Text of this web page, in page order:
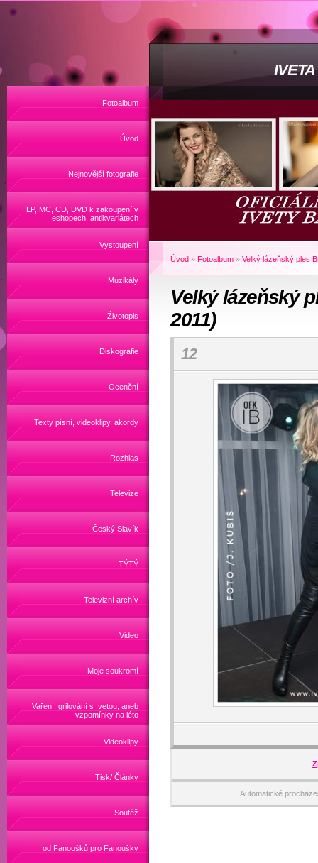
Fotoalbum
Úvod
Nejnovější fotografie
LP, MC, CD, DVD k zakoupení v
eshopech, antikvariátech
Vystoupení
Muzikály
Životopis
Diskografie
Ocenění
Texty písní, videoklipy, akordy
Rozhlas
Televize
Český Slavík
TÝTÝ
Televizní archív
Video
Moje soukromí
Vaření, grilování s Ivetou, aneb
vzpomínky na léto
Videoklipy
Tisk/ Články
Soutěž
od Fanoušků pro Fanoušky
Úvod » Fotoalbum » Velký lázeňský ples
Velký lázeňský
2011)
12
Automatické